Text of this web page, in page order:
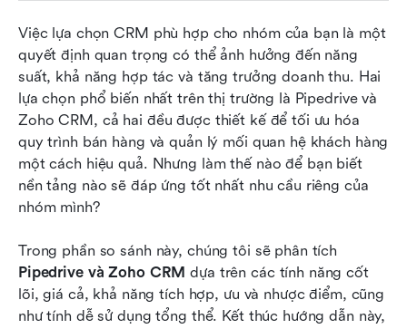
Việc lựa chọn CRM phù hợp cho nhóm của bạn là một
quyết định quan trọng có thể ảnh hưởng đến năng
suất, khả năng hợp tác và tăng trưởng doanh thu. Hai
lựa chọn phổ biến nhất trên thị trường là Pipedrive và
Zoho CRM, cả hai đều được thiết kế để tối ưu hóa
quy trình bán hàng và quản lý mối quan hệ khách hàng
một cách hiệu quả. Nhưng làm thế nào để bạn biết
nền tảng nào sẽ đáp ứng tốt nhất nhu cầu riêng của
nhóm mình?
Pipedrive và Zoho CRM dựa trên các tính năng cốt
lõi, giá cả, khả năng tích hợp, ưu và nhược điểm, cũng
như tính dễ sử dụng tổng thể. Kết thúc hướng dẫn này,
Pipedrive so với Zoho CRM: So sánh tính năng
cốt lõi
So sánh giá giữa Pipedrive và Zoho CRM
Tích hợp và hệ sinh thái của Pipedrive so với
Zoho CRM
Pipedrive so với Zoho CRM: Tóm tắt ưu và
nhược điểm
đối với các nhóm hiện đại
Xu hướng trong các ngành: Hiểu lý do tại sao
các nhóm hiện đại chọn Lark